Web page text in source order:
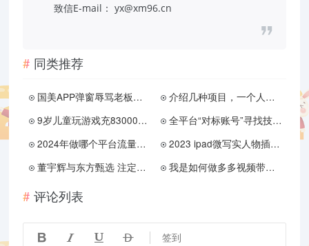
致信E-mail： yx@xm96.cn
同类推荐
国美APP弹窗辱骂老板黄光裕
介绍几种项目，一个人就能开干那种
9岁儿童玩游戏充83000元，华为：不退！
全平台“对标账号”寻找技巧和分析方法
2024年做哪个平台流量更好
2023 ipad微写实人物插画特训
董宇辉与东方甄选 注定分道扬镳
我是如何做多多视频带货项目
评论列表
    签到